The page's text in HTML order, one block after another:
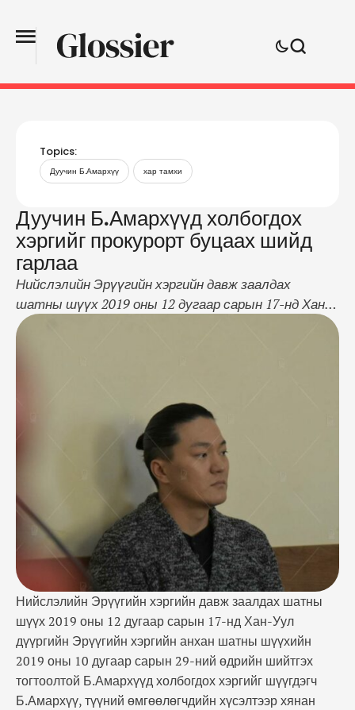
Topics:
Дуучин Б.Амархүү хар тамхи
Дуучин Б.Амархүүд холбогдох
хэргийг прокурорт буцаах шийд
гарлаа
Нийслэлийн Эрүүгийн хэргийн давж заалдах
шатны шүүх 2019 оны 12 дугаар сарын 17-нд Хан-
Уул дүүргийн Эрүүгийн хэргийн анхан шатны
өмгөөлөгчдийн хүсэлтээр хянан хэлэлцлээ. Шүүх
хуралдаанд шүүгдэгч Б.Амархүү онлайнаар
оролцов. Давж заалдах шатны шүүх Монгол
Улсын Эрүүгийн хуулийн тусгай ангийн …
Нийслэлийн Эрүүгийн хэргийн давж заалдах шатны
шүүх 2019 оны 12 дугаар сарын 17-нд Хан-Уул
дүүргийн Эрүүгийн хэргийн анхан шатны шүүхийн
2019 оны 10 дугаар сарын 29-ний өдрийн шийтгэх
тогтоолтой Б.Амархүүд холбогдох хэргийг шүүгдэгч
Б.Амархүү, түүний өмгөөлөгчдийн хүсэлтээр хянан